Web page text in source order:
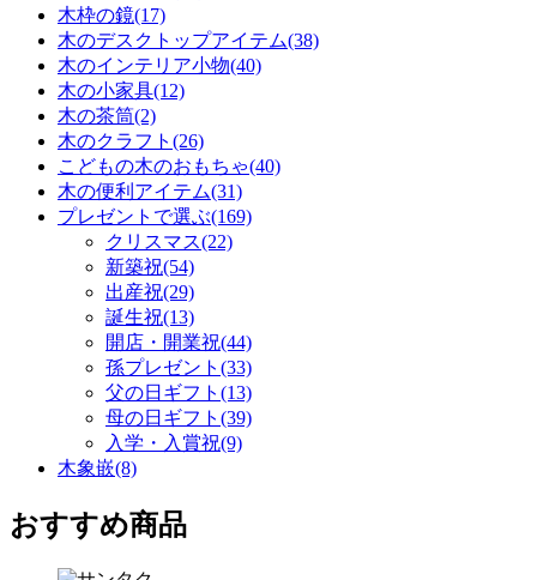
木枠の鏡(17)
木のデスクトップアイテム(38)
木のインテリア小物(40)
木の小家具(12)
木の茶筒(2)
木のクラフト(26)
こどもの木のおもちゃ(40)
木の便利アイテム(31)
プレゼントで選ぶ(169)
クリスマス(22)
新築祝(54)
出産祝(29)
誕生祝(13)
開店・開業祝(44)
孫プレゼント(33)
父の日ギフト(13)
母の日ギフト(39)
入学・入賞祝(9)
木象嵌(8)
おすすめ商品